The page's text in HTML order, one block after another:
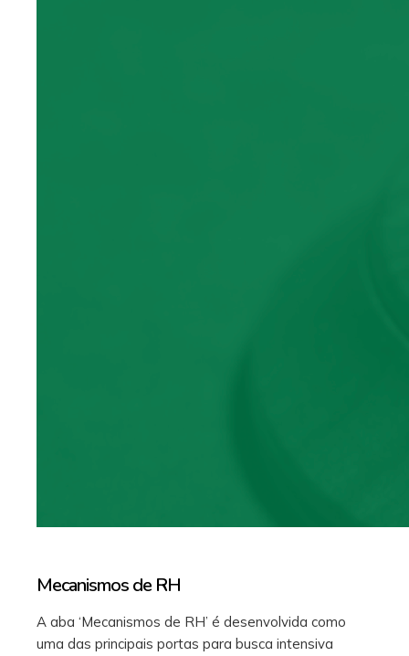
Mecanismos de RH
A aba ‘Mecanismos de RH’ é desenvolvida como
uma das principais portas para busca intensiva